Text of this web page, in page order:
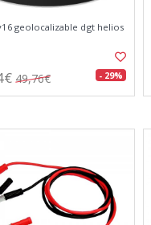
geolocalizable dgt helios
49,76€ - 29%